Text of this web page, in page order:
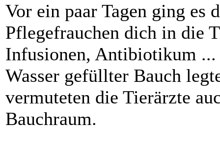
Vor ein paar Tagen ging es
Pflegefrauchen dich in die
Infusionen, Antibiotikum
Wasser gefüllter Bauch
vermuteten die Tierärzte
Bauchraum.